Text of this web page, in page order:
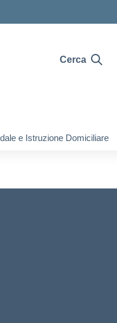
Cerca
e Istruzione Domiciliare